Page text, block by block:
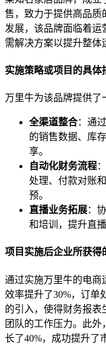
售，致力于提供高品质
发展，该品牌面临着运
需解决方案以提升整体
实施策略或项目的具体
万里牛为该品牌提供了
全渠道整合：通
的销售数据、库
享。
自动化财务流程
处理、付款对账
预。
直播业务拓展：
和培训，提升直
项目实施后企业所获得
通过实施万里牛的电商
效率提升了30%，订单
的引入，使得财务报表
团队的工作压力。此
长了40%，成功提升了